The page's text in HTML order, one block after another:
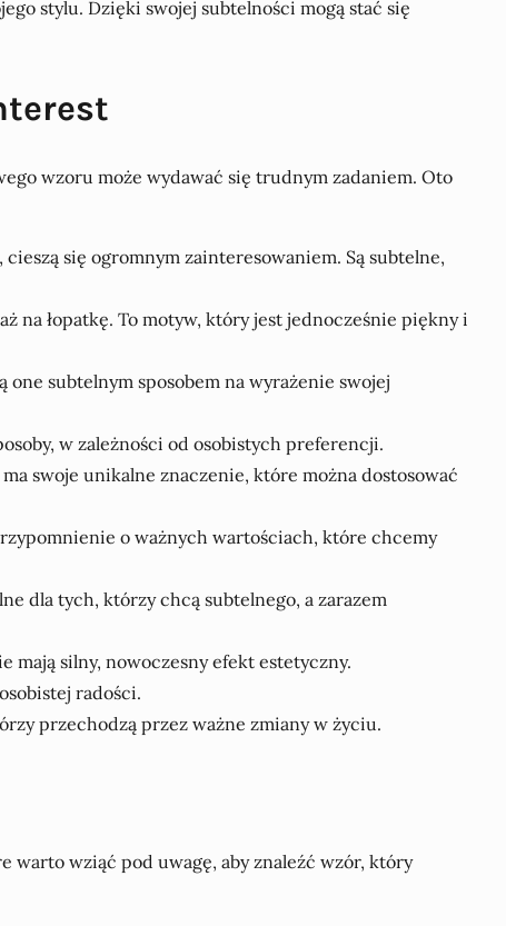
stylu. Dzięki swojej subtelności mogą stać się
wzoru może wydawać się trudnym zadaniem. Oto
się ogromnym zainteresowaniem. Są subtelne,
na łopatkę. To motyw, który jest jednocześnie piękny i
subtelnym sposobem na wyrażenie swojej
w zależności od osobistych preferencji.
swoje unikalne znaczenie, które można dostosować
o ważnych wartościach, które chcemy
dla tych, którzy chcą subtelnego, a zarazem
mają silny, nowoczesny efekt estetyczny.
radości.
przechodzą przez ważne zmiany w życiu.
warto wziąć pod uwagę, aby znaleźć wzór, który